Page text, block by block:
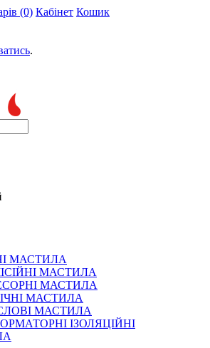
(0) Кабінет Кошик
.
МАСТИЛА
МАСТИЛА
МАСТИЛА
МАСТИЛА
МАСТИЛА
ІЗОЛЯЦІЙНІ